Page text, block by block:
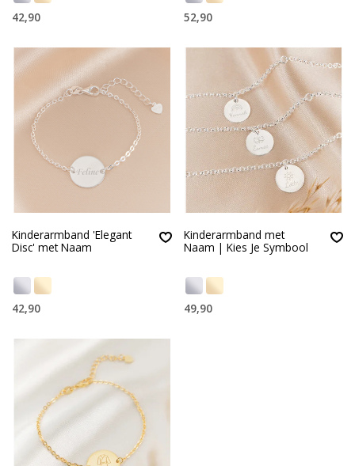
42,90 52,90
Kinderarmband 'Elegant
Disc' met Naam
42,90
Kinderarmband met
Naam | Kies Je Symbool
49,90